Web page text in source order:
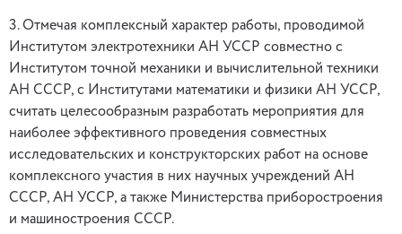
3. Отмечая комплексный характер работы, проводимой
Институтом электротехники АН УССР совместно с
Институтом точной механики и вычислительной техники
АН СССР, с Институтами математики и физики АН УССР,
считать целесообразным разработать мероприятия для
наиболее эффективного проведения совместных
исследовательских и конструкторских работ на основе
комплексного участия в них научных учреждений АН
СССР, АН УССР, а также Министерства приборостроения
и машиностроения СССР.